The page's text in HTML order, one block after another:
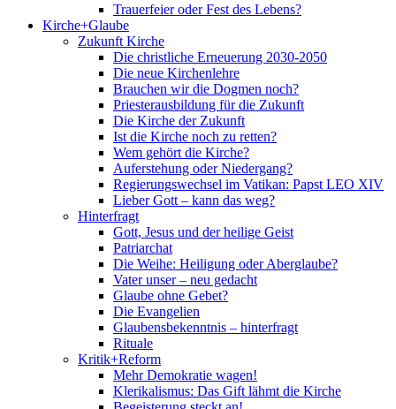
Trauerfeier oder Fest des Lebens?
Kirche+Glaube
Zukunft Kirche
Die christliche Erneuerung 2030-2050
Die neue Kirchenlehre
Brauchen wir die Dogmen noch?
Priesterausbildung für die Zukunft
Die Kirche der Zukunft
Ist die Kirche noch zu retten?
Wem gehört die Kirche?
Auferstehung oder Niedergang?
Regierungswechsel im Vatikan: Papst LEO XIV
Lieber Gott – kann das weg?
Hinterfragt
Gott, Jesus und der heilige Geist
Patriarchat
Die Weihe: Heiligung oder Aberglaube?
Vater unser – neu gedacht
Glaube ohne Gebet?
Die Evangelien
Glaubensbekenntnis – hinterfragt
Rituale
Kritik+Reform
Mehr Demokratie wagen!
Klerikalismus: Das Gift lähmt die Kirche